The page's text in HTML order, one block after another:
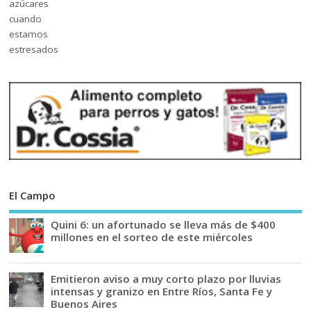
El Campo
Quini 6: un afortunado se lleva más de $400
millones en el sorteo de este miércoles
Emitieron aviso a muy corto plazo por lluvias
intensas y granizo en Entre Ríos, Santa Fe y
Buenos Aires